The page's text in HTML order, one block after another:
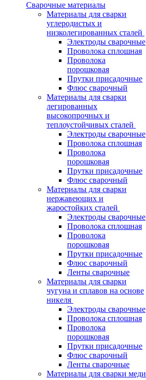
Сварочные материалы
Материалы для сварки
углеродистых и
низколегированных сталей
Электроды сварочные
Проволока сплошная
Проволока
порошковая
Прутки присадочные
Флюс сварочный
Материалы для сварки
легированных
высокопрочных и
теплоустойчивых сталей
Электроды сварочные
Проволока сплошная
Проволока
порошковая
Прутки присадочные
Флюс сварочный
Материалы для сварки
нержавеющих и
жаростойких сталей
Электроды сварочные
Проволока сплошная
Проволока
порошковая
Прутки присадочные
Флюс сварочный
Ленты сварочные
Материалы для сварки
чугуна и сплавов на основе
никеля
Электроды сварочные
Проволока сплошная
Проволока
порошковая
Прутки присадочные
Флюс сварочный
Ленты сварочные
Материалы для сварки меди